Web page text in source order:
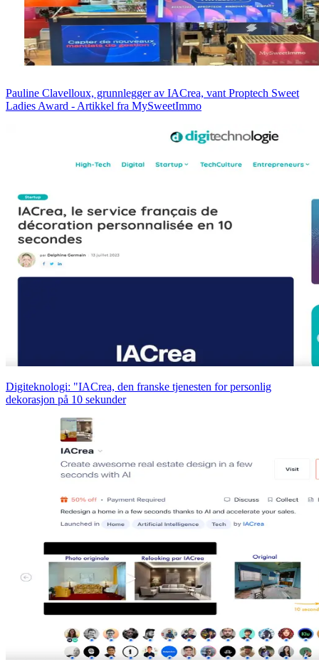
Pauline Clavelloux, grunnlegger av IACrea, vant Proptech Sweet
Ladies Award - Artikkel fra MySweetImmo
Digiteknologi: "IACrea, den franske tjenesten for personlig
dekorasjon på 10 sekunder